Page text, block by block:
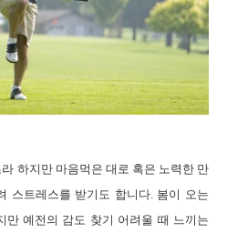
하지만 마음먹은 대로 혹은 노력한 만
스트레스를 받기도 합니다. 봄이 오는
만 예전의 감도 찾기 어려울 때 느끼는